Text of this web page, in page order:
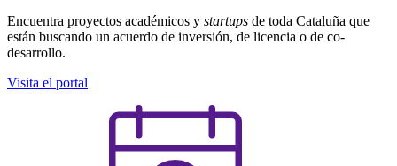
Encuentra proyectos académicos y startups de toda Cataluña que
están buscando un acuerdo de inversión, de licencia o de co-
desarrollo.
Visita el portal